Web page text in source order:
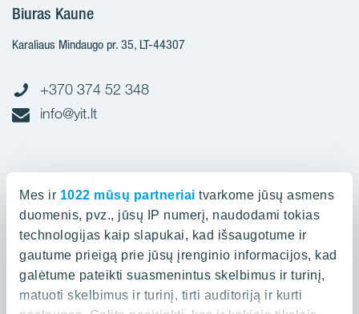
Mes ir 1022 mūsų partneriai tvarkome jūsų asmens
duomenis, pvz., jūsų IP numerį, naudodami tokias
technologijas kaip slapukai, kad išsaugotume ir
gautume prieigą prie jūsų įrenginio informacijos, kad
galėtume pateikti suasmenintus skelbimus ir turinį,
matuoti skelbimus ir turinį, tirti auditoriją ir kurti
Biuras Kaune
Karaliaus Mindaugo pr. 35, LT-44307
+370 374 52 348
info@yit.lt
Spaudos g. 7, LT-05132
+370 523 88 836
info@yit.lt